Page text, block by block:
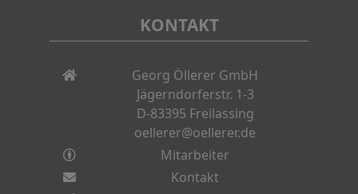
KONTAKT
Georg Öllerer GmbH
Jägerndorferstr. 1-3
D-83395 Freilassing
oellerer@oellerer.de
Mitarbeiter
Kontakt